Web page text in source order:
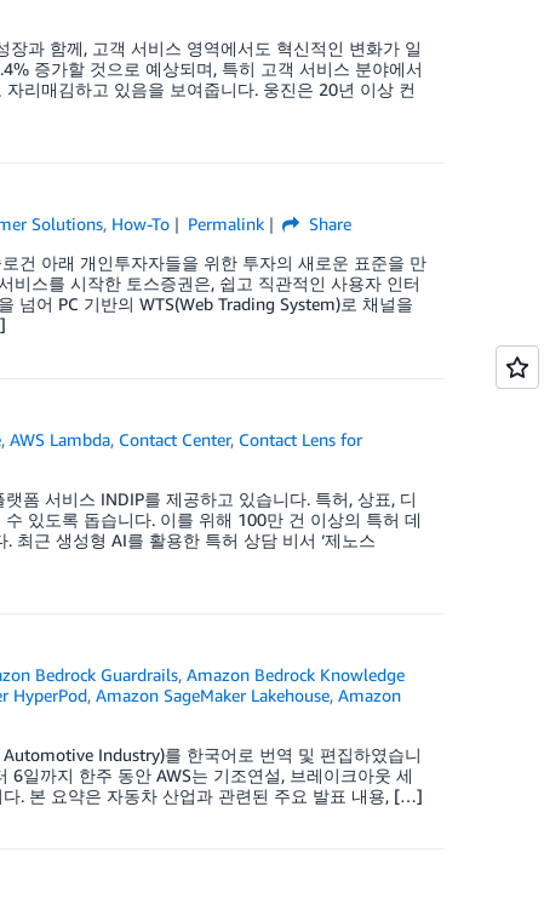
과 함께, 고객 서비스 영역에서도 혁신적인 변화가 일
증가할 것으로 예상되며, 특히 고객 서비스 분야에서
리매김하고 있음을 보여줍니다. 웅진은 20년 이상 컨
Solutions, How-To Permalink
Share
건 아래 개인투자자들을 위한 투자의 새로운 표준을 만
비스를 시작한 토스증권은, 쉽고 직관적인 사용자 인터
넘어 PC 기반의 WTS(Web Trading System)로 채널을
,AWS Lambda, Contact Center, Contact Lens for
폼 서비스 INDIP를 제공하고 있습니다. 특허, 상표, 디
있도록 돕습니다. 이를 위해 100만 건 이상의 특허 데
최근 생성형 AI를 활용한 특허 상담 비서 ‘제노스
Bedrock Guardrails,Amazon Bedrock Knowledge
HyperPod, Amazon SageMaker Lakehouse, Amazon
Industry)를 한국어로 번역 및 편집하였습니
일까지 한주 동안 AWS는 기조연설, 브레이크아웃 세
. 본 요약은 자동차 산업과 관련된 주요 발표 내용, […]